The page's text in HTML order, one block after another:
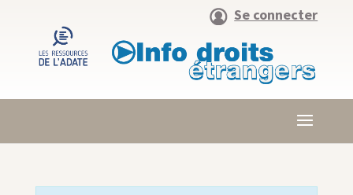
Se connecter